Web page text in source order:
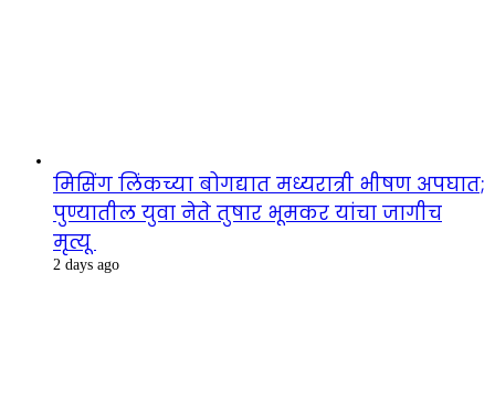
मिसिंग लिंकच्या बोगद्यात मध्यरात्री भीषण अपघात;
पुण्यातील युवा नेते तुषार भूमकर यांचा जागीच
मृत्यू
2 days ago